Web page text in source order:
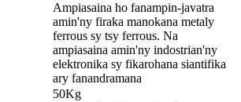
Ampiasaina ho fanampin-javatra
amin'ny firaka manokana metaly
ferrous sy tsy ferrous. Na
ampiasaina amin'ny indostrian'ny
elektronika sy fikarohana siantifika
ary fanandramana
50Kg